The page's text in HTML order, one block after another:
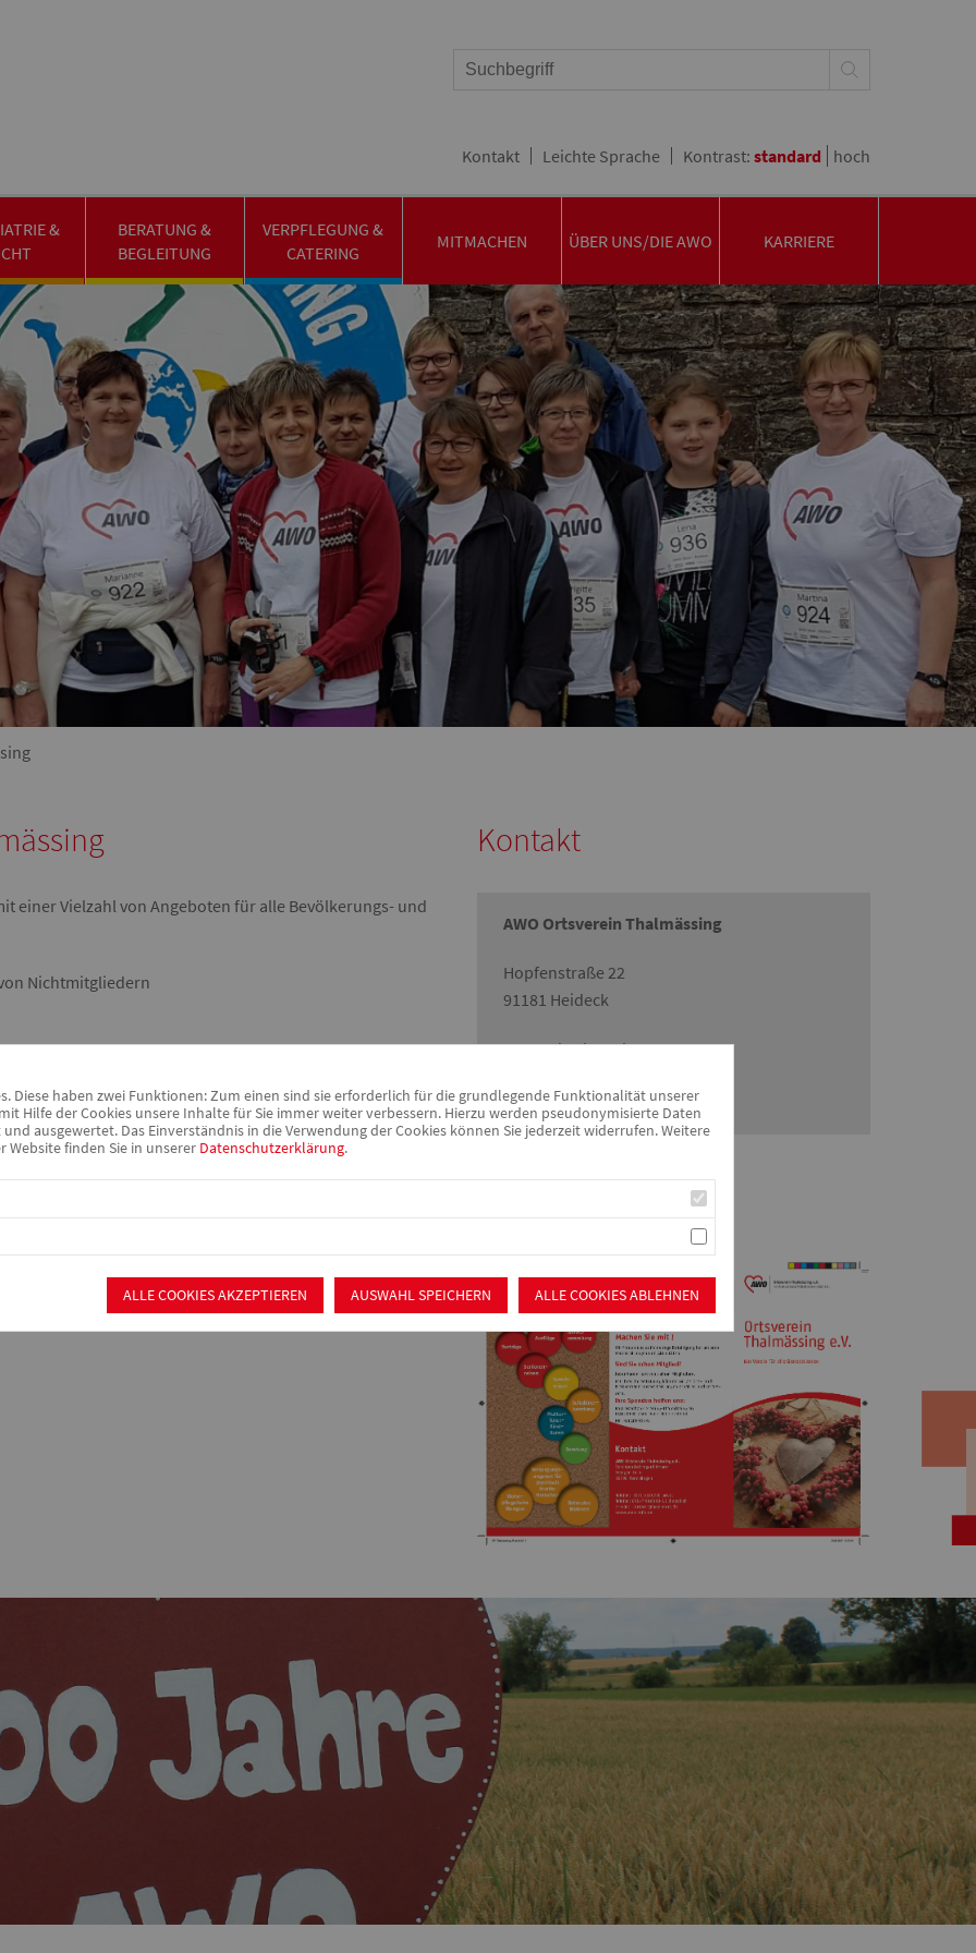
Kontakt Leichte Sprache Kontrast: standard hoch
&
BERATUNG &
BEGLEITUNG
VERPFLEGUNG &
CATERING
MITMACHEN ÜBER UNS/DIE AWO KARRIERE
einer Vielzahl von Angeboten für alle Bevölkerungs- und
Nichtmitgliedern
wir zu den jüngeren Ortsvereinen im Kreisverband
Altersgruppe ausgelegt. Der Fokus unserer
nach Außen zu tragen und zu stützen. Wir zeigen uns
und versuchen oft und unkompliziert zu helfen. Wir
wir uns aktiv an verschiedenen Aktionen und klären
anzuerkennen und zu schützen
Kontakt
AWO Ortsverein Thalmässing
Hopfenstraße 22
91181 Heideck
Irmgard Schertel
Mobil: 0171 6180220
Flyer
Diese haben zwei Funktionen: Zum einen sind sie erforderlich für die grundlegende Funktionalität unserer
Hilfe der Cookies unsere Inhalte für Sie immer weiter verbessern. Hierzu werden pseudonymisierte Daten
ausgewertet. Das Einverständnis in die Verwendung der Cookies können Sie jederzeit widerrufen. Weitere
Website finden Sie in unserer Datenschutzerklärung.
ALLE COOKIES ABLEHNEN
AUSWAHL SPEICHERN
ALLE COOKIES AKZEPTIEREN